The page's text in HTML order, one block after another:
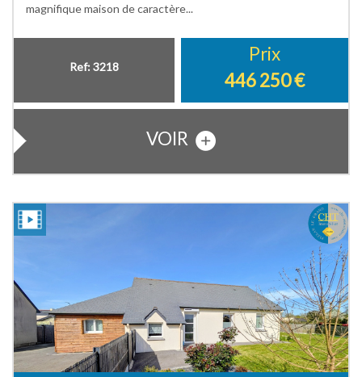
magnifique maison de caractère...
Ref: 3218
Prix
446 250€
VOIR